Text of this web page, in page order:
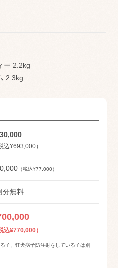
ー 2.2kg
2.3kg
込¥693,000）
（税込¥77,000）
分無料
込¥770,000）
子、狂犬病予防注射をしている子は別